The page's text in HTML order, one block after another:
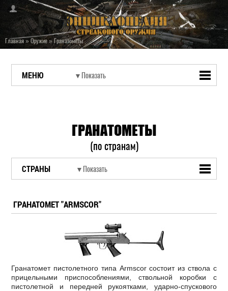
Главная»Оружие» Гранатометы
МЕНЮ
ГРАНАТОМЕТЫ
(по странам)
СТРАНЫ
ГРАНАТОМЕТ "ARMSCOR"
Гранатомет пистолетного типа Armscor состоит из ствола с
прицельными приспособлениями, ствольной коробки с
пистолетной и передней рукоятками, ударно-спускового